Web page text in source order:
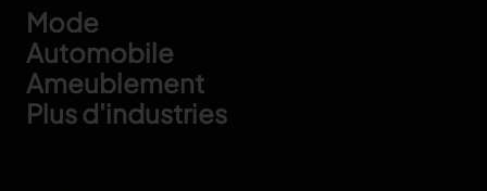
Footer
Mode
Automobile
Ameublement
Plus d'industries